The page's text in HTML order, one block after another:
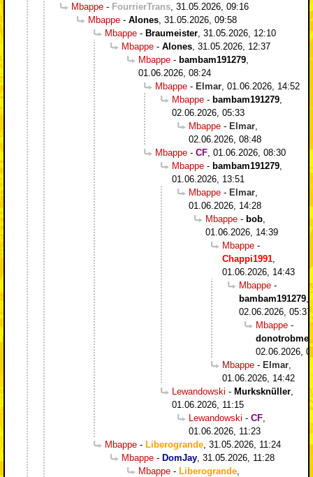
Mbappe - FourrierTrans 31.05.2026, 09:16
Mbappe - Alones 31.05.2026, 09:58
Mbappe - Braumeister 31.05.2026, 12:10
Mbappe - Alones 31.05.2026, 12:37
Mbappe - bambam191279
01.06.2026, 08:24
Mbappe - Elmar 01.06.2026, 14:52
Mbappe - bambam191279
02.06.2026, 05:33
Mbappe - Elmar
02.06.2026, 08:48
Mbappe - CF 01.06.2026, 08:30
Mbappe - bambam191279
01.06.2026, 13:51
Mbappe - Elmar
01.06.2026, 14:28
Mbappe - bob
01.06.2026, 14:39
Mbappe -
Chappi1991
01.06.2026, 14:43
Mbappe -
bambam191279
02.06.2026, 05:37
Mbappe -
donotrobme
02.06.2026,
Mbappe - Elmar
01.06.2026, 14:42
Lewandowski - Murksknüller
01.06.2026, 11:15
Lewandowski - CF
01.06.2026, 11:23
Mbappe - Liberogrande 31.05.2026, 11:24
Mbappe - DomJay 31.05.2026, 11:28
Mbappe - Liberogrande